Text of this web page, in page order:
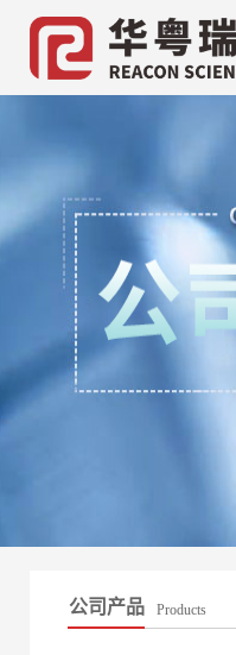
公司产品 Products